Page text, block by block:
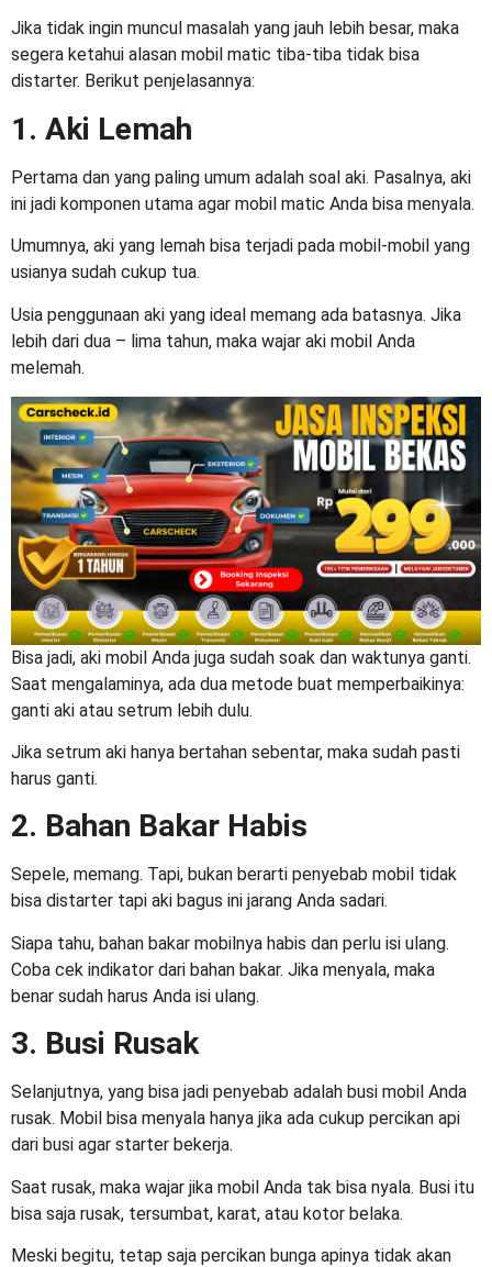
Jika tidak ingin muncul masalah yang jauh lebih besar, maka
segera ketahui alasan mobil matic tiba-tiba tidak bisa
distarter. Berikut penjelasannya:
1. Aki Lemah
Pertama dan yang paling umum adalah soal aki. Pasalnya, aki
ini jadi komponen utama agar mobil matic Anda bisa menyala.
Umumnya, aki yang lemah bisa terjadi pada mobil-mobil yang
usianya sudah cukup tua.
Usia penggunaan aki yang ideal memang ada batasnya. Jika
lebih dari dua – lima tahun, maka wajar aki mobil Anda
melemah.
Bisa jadi, aki mobil Anda juga sudah soak dan waktunya ganti.
Saat mengalaminya, ada dua metode buat memperbaikinya:
ganti aki atau setrum lebih dulu.
Jika setrum aki hanya bertahan sebentar, maka sudah pasti
harus ganti.
2. Bahan Bakar Habis
Sepele, memang. Tapi, bukan berarti penyebab mobil tidak
bisa distarter tapi aki bagus ini jarang Anda sadari.
Siapa tahu, bahan bakar mobilnya habis dan perlu isi ulang.
Coba cek indikator dari bahan bakar. Jika menyala, maka
benar sudah harus Anda isi ulang.
3. Busi Rusak
Selanjutnya, yang bisa jadi penyebab adalah busi mobil Anda
rusak. Mobil bisa menyala hanya jika ada cukup percikan api
dari busi agar starter bekerja.
Saat rusak, maka wajar jika mobil Anda tak bisa nyala. Busi itu
bisa saja rusak, tersumbat, karat, atau kotor belaka.
Meski begitu, tetap saja percikan bunga apinya tidak akan